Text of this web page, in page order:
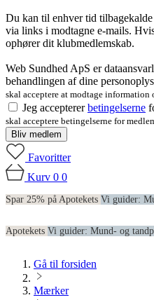
Du kan til enhver tid
via links i modtagne e-mails.
ophører dit klubmedlemskab.
Web Sundhed ApS er
behandlingen af dine
skal acceptere at modtage
Jeg acceptererbetingelserne
skal acceptere betingelserne for
Bliv medlem
Favoritter
Kurv 0 0
Spar 25% på Apotekets Vi guider:
Apotekets Vi guider: Mund- og
Gå til forsiden
Mærker